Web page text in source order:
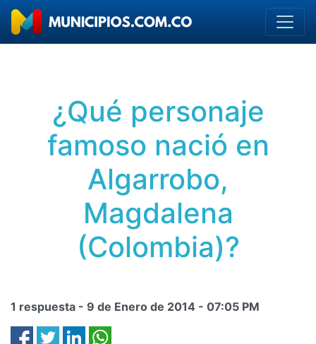
¿Qué personaje
famoso nació en
Algarrobo,
Magdalena
(Colombia)?
1 respuesta - 9 de Enero de 2014 - 07:05 PM